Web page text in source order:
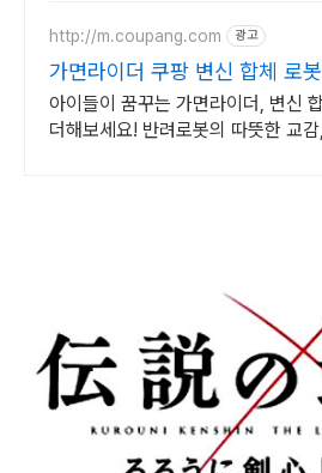
http://m.coupang.com 광고
가면라이더 쿠팡 변신 합체 로
아이들이 꿈꾸는 가면라이더, 변신
더해보세요! 반려로봇의 따뜻한 교